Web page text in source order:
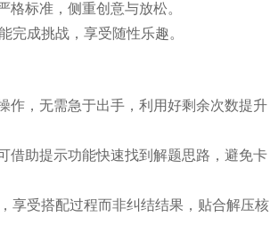
标准，侧重创意与放松。
完成挑战，享受随性乐趣。
作，无需急于出手，利用好剩余次数提升
借助提示功能快速找到解题思路，避免卡
享受搭配过程而非纠结结果，贴合解压核